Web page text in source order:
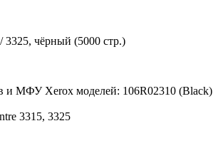
чёрный (5000 стр.)
и МФУ Xerox моделей: 106R02310 (Black)
3315, 3325